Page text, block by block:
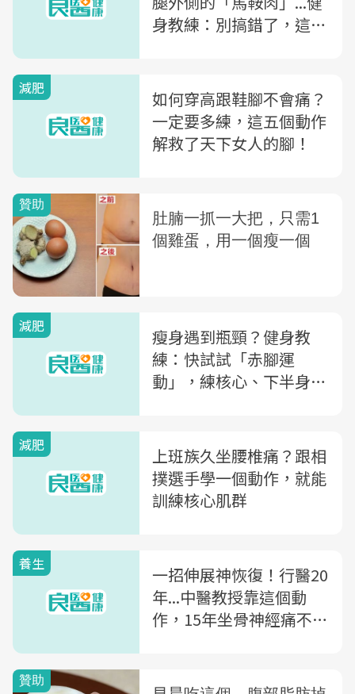
身教練：別搞錯了，這是
減肥
如何穿高跟鞋腳不會痛？
一定要多練，這五個動作
解救了天下女人的腳！
減肥
瘦身遇到瓶頸？健身教
練：快試試「赤腳運
動」，練核心、下半身肌
減肥
上班族久坐腰椎痛？跟相
撲選手學一個動作，就能
訓練核心肌群
養生
一招伸展神恢復！行醫20
年...中醫教授靠這個動
作，15年坐骨神經痛不復